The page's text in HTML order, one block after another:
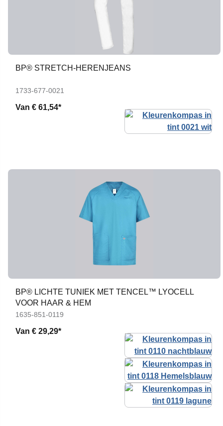
BP® STRETCH-HERENJEANS
1733-677-0021
Van € 61,54*
BP® LICHTE TUNIEK MET TENCEL™ LYOCELL
VOOR HAAR & HEM
1635-851-0119
Van € 29,29*